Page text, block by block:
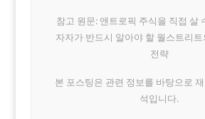
참고 원문: 앤트로픽 주식을 직접 살
자자가 반드시 알아야 할 월스트리
전략
본 포스팅은 관련 정보를 바탕으로
석입니다.